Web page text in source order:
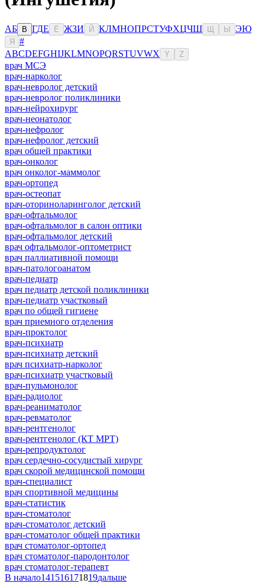
АБ В ГДЕ Ё ЖЗИ Й КЛМНОПРСТУФХЦЧШ Ы ЭЮ
Я
#
ABCDEFGHIJKLMNOPQRSTUVWX Y Z
врач МСЭ
врач-нарколог
врач-невролог детский
врач-невролог поликлиники
врач-нейрохирург
врач-неонатолог
врач-нефролог
врач-нефролог детский
врач общей практики
врач-онколог
врач онколог-маммолог
врач-ортопед
врач-остеопат
врач-оториноларинголог детский
врач-офтальмолог
врач-офтальмолог в салон оптики
врач-офтальмолог детский
врач офтальмолог-оптометрист
врач паллиативной помощи
врач-патологоанатом
врач-педиатр
врач педиатр детской поликлиники
врач-педиатр участковый
врач по общей гигиене
врач приемного отделения
врач-проктолог
врач-психиатр
врач-психиатр детский
врач психиатр-нарколог
врач-психиатр участковый
врач-пульмонолог
врач-радиолог
врач-реаниматолог
врач-ревматолог
врач-рентгенолог
врач-рентгенолог (КТ МРТ)
врач-репродуктолог
врач сердечно-сосудистый хирург
врач скорой медицинской помощи
врач-специалист
врач спортивной медицины
врач-статистик
врач-стоматолог
врач-стоматолог детский
врач-стоматолог общей практики
врач стоматолог-ортопед
врач стоматолог-пародонтолог
врач стоматолог-терапевт
В начало141516171819дальше